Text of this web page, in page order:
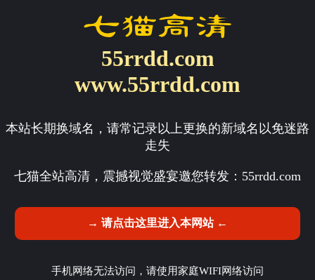
55rrdd.com
www.55rrdd.com
本站长期换域名，请常记录以上更换的新域名以免迷路
走失
七猫全站高清，震撼视觉盛宴邀您转发： 55rrdd.com
→ 请点击这里进入本网站 ←
手机网络无法访问，请使用家庭WIFI网络访问